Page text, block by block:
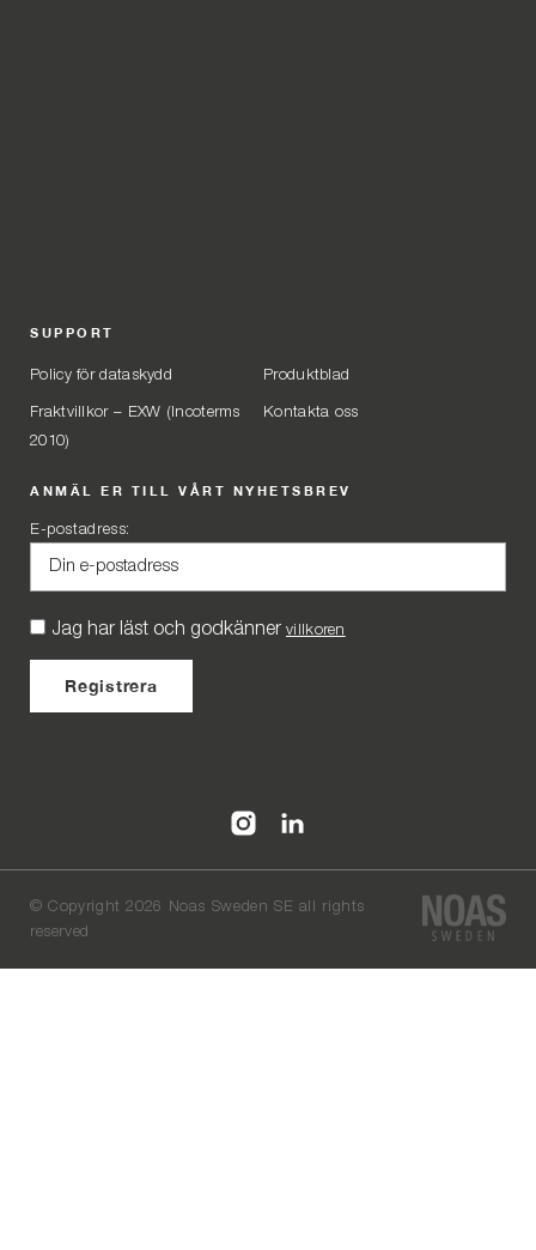
SUPPORT
Policy för dataskydd Produktblad
Fraktvillkor – EXW (Incoterms
2010)
Kontakta oss
ANMÄL ER TILL VÅRT NYHETSBREV
E-postadress:
Jag har läst och godkänner villkoren
© Copyright 2026 Noas Sweden SE all rights
reserved